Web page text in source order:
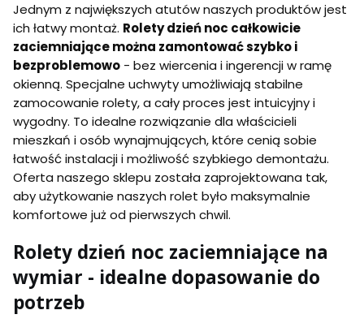
Jednym z największych atutów naszych produktów jest
ich łatwy montaż. Rolety dzień noc całkowicie
zaciemniające można zamontować szybko i
bezproblemowo - bez wiercenia i ingerencji w ramę
okienną. Specjalne uchwyty umożliwiają stabilne
zamocowanie rolety, a cały proces jest intuicyjny i
wygodny. To idealne rozwiązanie dla właścicieli
mieszkań i osób wynajmujących, które cenią sobie
łatwość instalacji i możliwość szybkiego demontażu.
Oferta naszego sklepu została zaprojektowana tak,
aby użytkowanie naszych rolet było maksymalnie
komfortowe już od pierwszych chwil.
Rolety dzień noc zaciemniające na
wymiar - idealne dopasowanie do
potrzeb